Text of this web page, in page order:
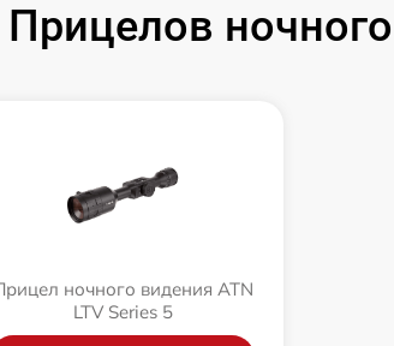
ночного видения ATN
LTV Series 5